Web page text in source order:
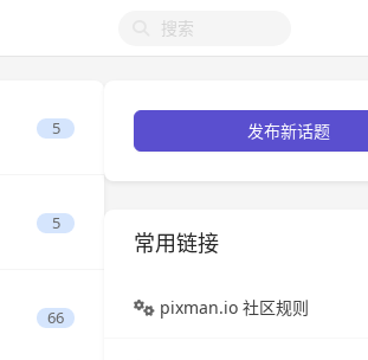
5
5
66
发布新话题
常用链接
pixman.io 社区规则